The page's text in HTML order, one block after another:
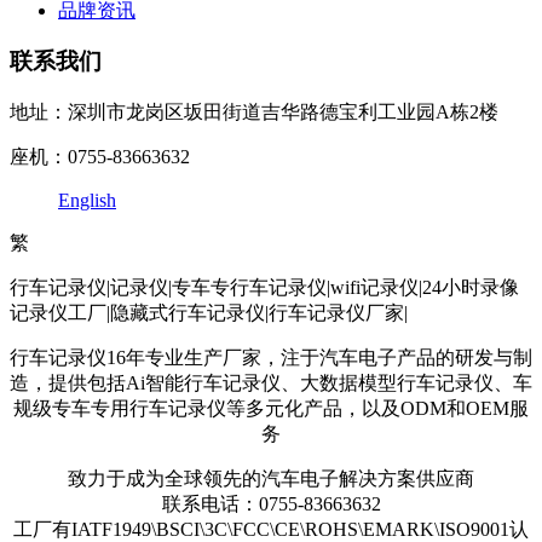
品牌资讯
联系我们
地址：深圳市龙岗区坂田街道吉华路德宝利工业园A栋2楼
座机：0755-83663632
English
繁
行车记录仪|记录仪|专车专行车记录仪|wifi记录仪|24小时录像
记录仪工厂|隐藏式行车记录仪|行车记录仪厂家|
行车记录仪16年专业生产厂家，注于汽车电子产品的研发与制
造，提供包括Ai智能行车记录仪、大数据模型行车记录仪、车
规级专车专用行车记录仪等多元化产品，以及ODM和OEM服
务
致力于成为全球领先的汽车电子解决方案供应商
联系电话：0755-83663632
工厂有IATF1949\BSCI\3C\FCC\CE\ROHS\EMARK\ISO9001认